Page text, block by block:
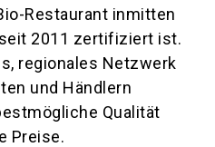
Restaurant inmitten
2011 zertifiziert ist.
regionales Netzwerk
und Händlern
Qualität
Preise.